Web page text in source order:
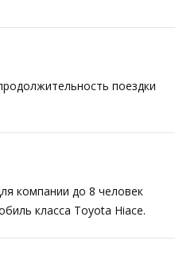
поездки
компании до 8 человек
класса Toyota Hiace.